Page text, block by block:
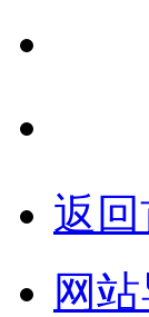
返
网